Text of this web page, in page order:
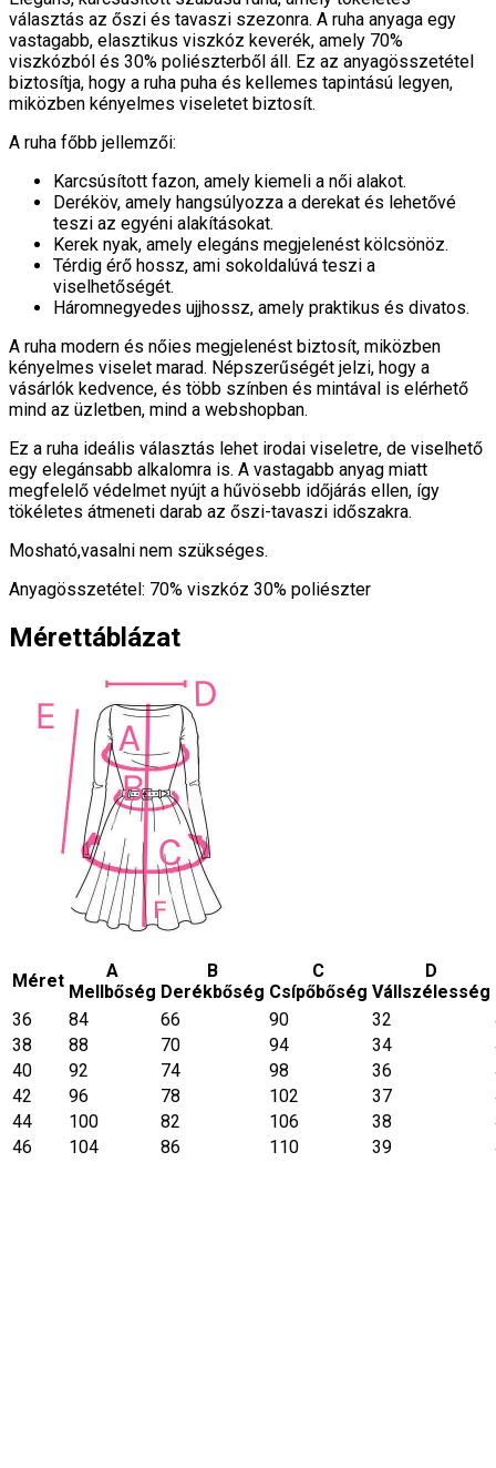
választás az őszi és tavaszi szezonra. A ruha anyaga egy
vastagabb, elasztikus viszkóz keverék, amely 70%
viszkózból és 30% poliészterből áll. Ez az anyagösszetétel
biztosítja, hogy a ruha puha és kellemes tapintású legyen,
miközben kényelmes viseletet biztosít.
A ruha főbb jellemzői:
Karcsúsított fazon, amely kiemeli a női alakot.
Deréköv, amely hangsúlyozza a derekat és lehetővé
teszi az egyéni alakításokat.
Kerek nyak, amely elegáns megjelenést kölcsönöz.
Térdig érő hossz, ami sokoldalúvá teszi a
viselhetőségét.
Háromnegyedes ujjhossz, amely praktikus és divatos.
A ruha modern és nőies megjelenést biztosít, miközben
kényelmes viselet marad. Népszerűségét jelzi, hogy a
vásárlók kedvence, és több színben és mintával is elérhető
mind az üzletben, mind a webshopban.
Ez a ruha ideális választás lehet irodai viseletre, de viselhető
egy elegánsabb alkalomra is. A vastagabb anyag miatt
megfelelő védelmet nyújt a hűvösebb időjárás ellen, így
tökéletes átmeneti darab az őszi-tavaszi időszakra.
Mosható,vasalni nem szükséges.
Anyagösszetétel: 70% viszkóz 30% poliészter
Mérettáblázat
Méret
A
Mellbőség
B
Derékbőség
C
Csípőbőség
D
Vállszélesség
36
84 66 90 32
38
88 70 94 34
40
92 74 98 36
42
96 78 102 37
44
100 82 106 38
46
104 86 110 39